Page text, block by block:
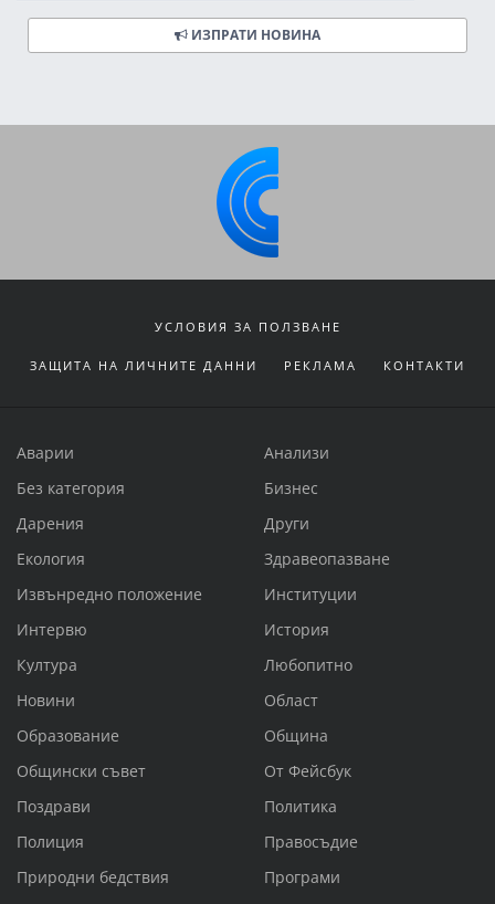
ИЗПРАТИ НОВИНА
УСЛОВИЯ ЗА ПОЛЗВАНЕ
ЗАЩИТА НА ЛИЧНИТЕ ДАННИ РЕКЛАМА КОНТАКТИ
Аварии
Анализи
Без категория
Бизнес
Дарения
Други
Екология
Здравеопазване
Извънредно положение
Институции
Интервю
История
Култура
Любопитно
Новини
Област
Образование
Община
Общински съвет
От Фейсбук
Поздрави
Политика
Полиция
Правосъдие
Природни бедствия
Програми